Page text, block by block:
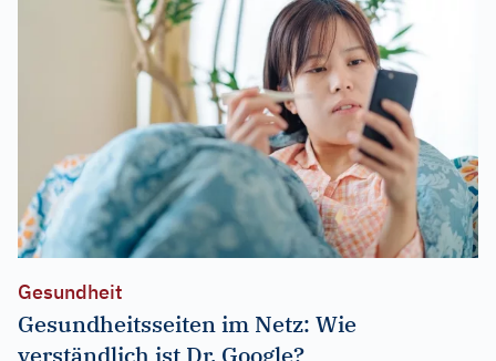
Gesundheit
Gesundheitsseiten im Netz: Wie
verständlich ist Dr. Google?